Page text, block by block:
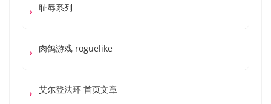
耻辱系列
肉鸽游戏 roguelike
艾尔登法环 首页文章